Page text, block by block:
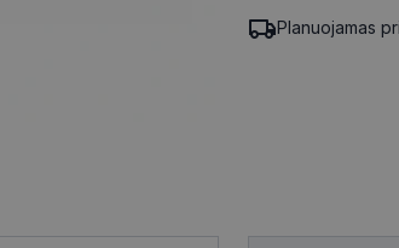
Planuojamas